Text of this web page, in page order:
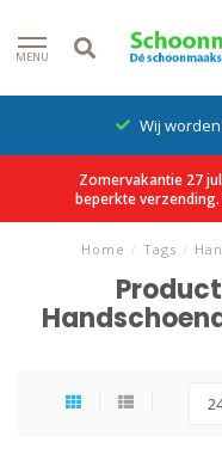
MENU
Wij
Zomervakantie 27
beperkte
Home / Tags /